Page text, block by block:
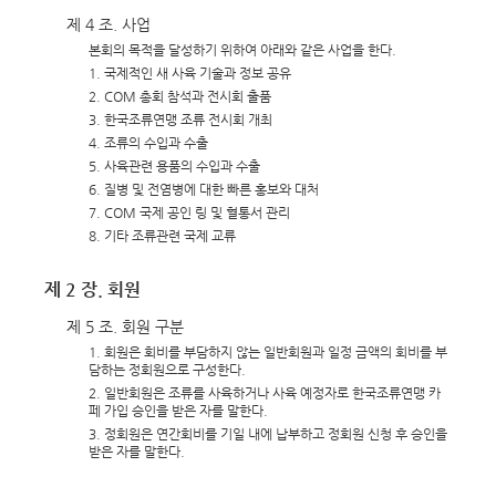
제 4 조. 사업
본회의 목적을 달성하기 위하여 아래와 같은 사업을 한다.
1. 국제적인 새 사육 기술과 정보 공유
2. COM 총회 참석과 전시회 출품
3. 한국조류연맹 조류 전시회 개최
4. 조류의 수입과 수출
5. 사육관련 용품의 수입과 수출
6. 질병 및 전염병에 대한 빠른 홍보와 대처
7. COM 국제 공인 링 및 혈통서 관리
8. 기타 조류관련 국제 교류
제 2 장. 회원
제 5 조. 회원 구분
1. 회원은 회비를 부담하지 않는 일반회원과 일정 금액의 회비를 부
담하는 정회원으로 구성한다.
2. 일반회원은 조류를 사육하거나 사육 예정자로 한국조류연맹 카
페 가입 승인을 받은 자를 말한다.
3. 정회원은 연간회비를 기일 내에 납부하고 정회원 신청 후 승인을
받은 자를 말한다.